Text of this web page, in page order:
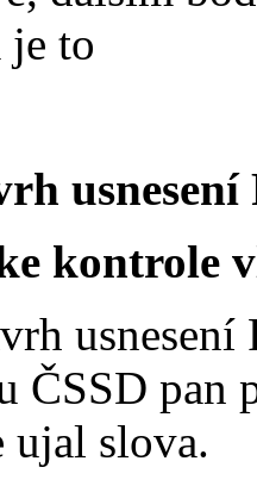
je to
usnesení
kontrole
usnesení
ČSSD pan
ujal slova.